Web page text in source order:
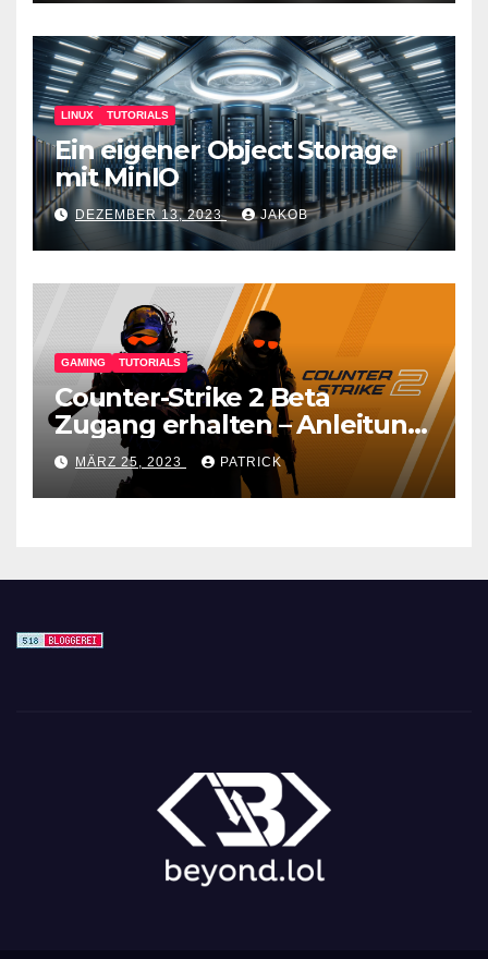
LINUX TUTORIALS
Ein eigener Object Storage
mit MinIO
DEZEMBER 13, 2023 JAKOB
GAMING TUTORIALS
Counter-Strike 2 Beta
Zugang erhalten – Anleitung
für den CS GO Nachfolger
MÄRZ 25, 2023 PATRICK